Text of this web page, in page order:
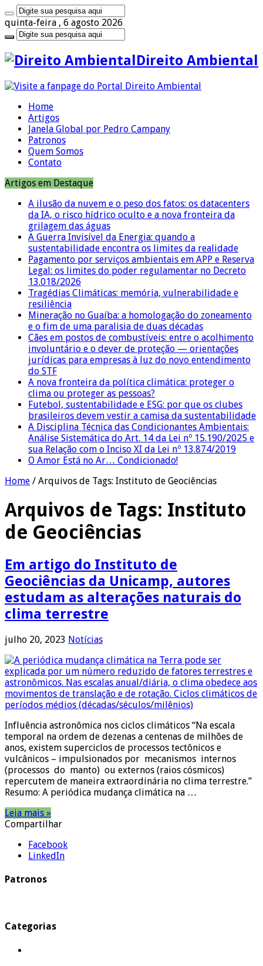
quinta-feira , 6 agosto 2026
Direito Ambiental
Home
Artigos
Janela Global por Pedro Campany
Patronos
Quem Somos
Contato
Artigos em Destaque
A ilusão da nuvem e o peso dos fatos: os datacenters
da IA, o risco hídrico oculto e a nova fronteira da
grilagem das águas
A Guerra Invisível da Energia: quando a
sustentabilidade encontra os limites da realidade
Pagamento por serviços ambientais em APP e Reserva
Legal: os limites do poder regulamentar no Decreto
13.018/2026
Tragédias Climáticas: memória, vulnerabilidade e
resiliência
Mineração no Guaíba: a homologação do zoneamento
e o fim de uma paralisia de duas décadas
Cães em postos de combustíveis: entre o acolhimento
involuntário e o dever de proteção — orientações
jurídicas para empresas à luz do novo entendimento
do STF
A nova fronteira da política climática: proteger o
clima ou proteger as pessoas?
Futebol, sustentabilidade e ESG: por que os clubes
brasileiros devem vestir a camisa da sustentabilidade
A Disciplina Técnica das Condicionantes Ambientais:
Análise Sistemática do Art. 14 da Lei nº 15.190/2025 e
sua Relação com o Inciso XI da Lei nº 13.874/2019
O Amor Está no Ar… Condicionado!
Home / Arquivos de Tags: Instituto de Geociências
Arquivos de Tags: Instituto
de Geociências
Em artigo do Instituto de
Geociências da Unicamp, autores
estudam as alterações naturais do
clima terrestre
julho 20, 2023 Notícias
Influência astronômica nos ciclos climáticos “Na escala
temporal na ordem de dezenas a centenas de milhões de
anos, existem superciclos de processos tectônicos e
vulcânicos – impulsionados por mecanismos internos
(processos do manto) ou externos (raios cósmicos)
repercutem de maneira extraordinária no clima terrestre.”
Resumo: A periódica mudança climática na …
Leia mais »
Compartilhar
Facebook
LinkedIn
Patronos
Categorias